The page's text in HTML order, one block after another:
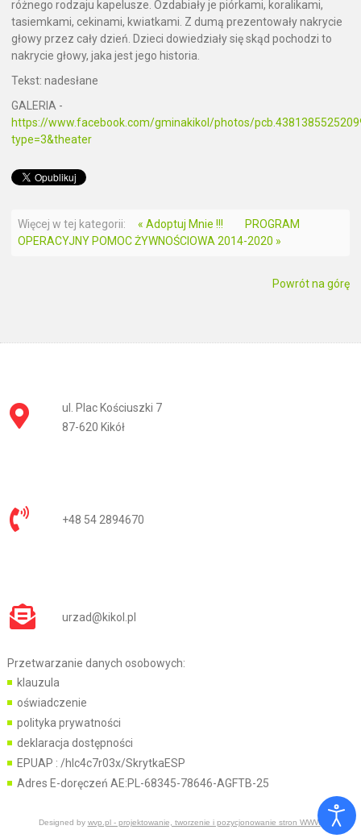
różnego rodzaju kapelusze. Ozdabiały je piórkami, koralikami,
tasiemkami, cekinami, kwiatkami. Z dumą prezentowały nakrycie
głowy przez cały dzień. Dzieci dowiedziały się skąd pochodzi to
nakrycie głowy, jaka jest jego historia.
Tekst: nadesłane
GALERIA -
https://www.facebook.com/gminakikol/photos/
type=3&theater
Więcej w tej kategorii: « Adoptuj Mnie !!!
PROGRAM
OPERACYJNY POMOC ŻYWNOŚCIOWA 2014-2020 »
Powrót na górę
ul. Plac Kościuszki 7
87-620 Kikół
+48 54 2894670
urzad@kikol.pl
Przetwarzanie danych osobowych:
klauzula
oświadczenie
polityka prywatności
deklaracja dostępności
EPUAP : /hlc4c7r03x/SkrytkaESP
Adres E-doręczeń AE:PL-68345-78646-AGFTB-25
Designed by wvp.pl - projektowanie, tworzenie i pozycjonowanie stron WWW